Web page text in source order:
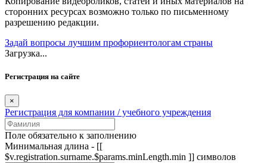
сторонних ресурсах возможно только по письменному
разрешению редакции.
Задай вопросы лучшим профориентологам страны
Загрузка...
Регистрация на сайте
×
Регистрация для компании / учебного учреждения
Поле обязательно к заполнению
Минимальная длина - [[
$v.registration.surname.$params.minLength.min ]] символов